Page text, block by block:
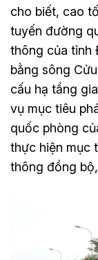
cho biết, cao
tuyến đường
thông của tỉnh
bằng sông
cấu hạ tầng
vụ mục tiêu
quốc phòng
thực hiện mục
thông đồng